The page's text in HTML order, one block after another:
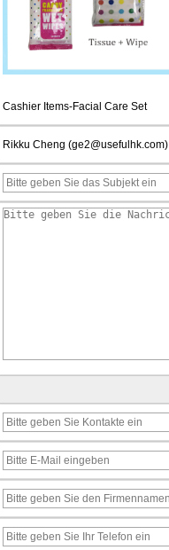
Cashier Items-Facial Care Set
Rikku Cheng (ge2@usefulhk.com)